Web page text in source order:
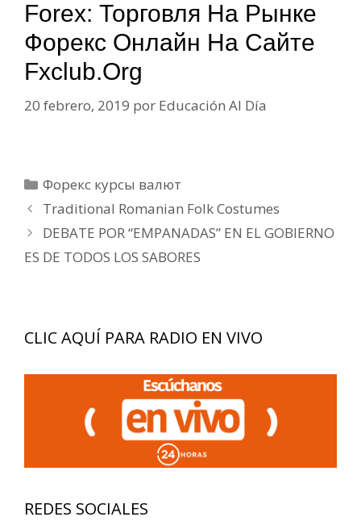
Forex: Торговля На Рынке
Форекс Онлайн На Сайте
Fxclub.org
20 febrero, 2019 por Educación Al Día
Categorías
Форекс курсы валют
Navegación
de
Traditional Romanian Folk Costumes
DEBATE POR “EMPANADAS” EN EL GOBIERNO
ES DE TODOS LOS SABORES
CLIC AQUÍ PARA RADIO EN VIVO
REDES SOCIALES